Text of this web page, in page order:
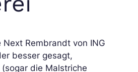
Rembrandt von ING
besser gesagt,
die Malstriche